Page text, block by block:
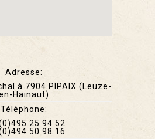
Adresse:
à 7904 PIPAIX (Leuze-
Hainaut)
Téléphone:
25 94 52
50 98 16